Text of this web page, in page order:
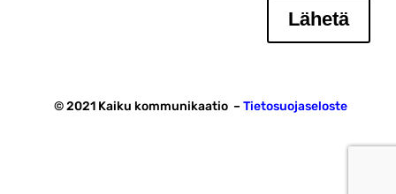
Lähetä
© 2021 Kaiku kommunikaatio – Tietosuojaseloste